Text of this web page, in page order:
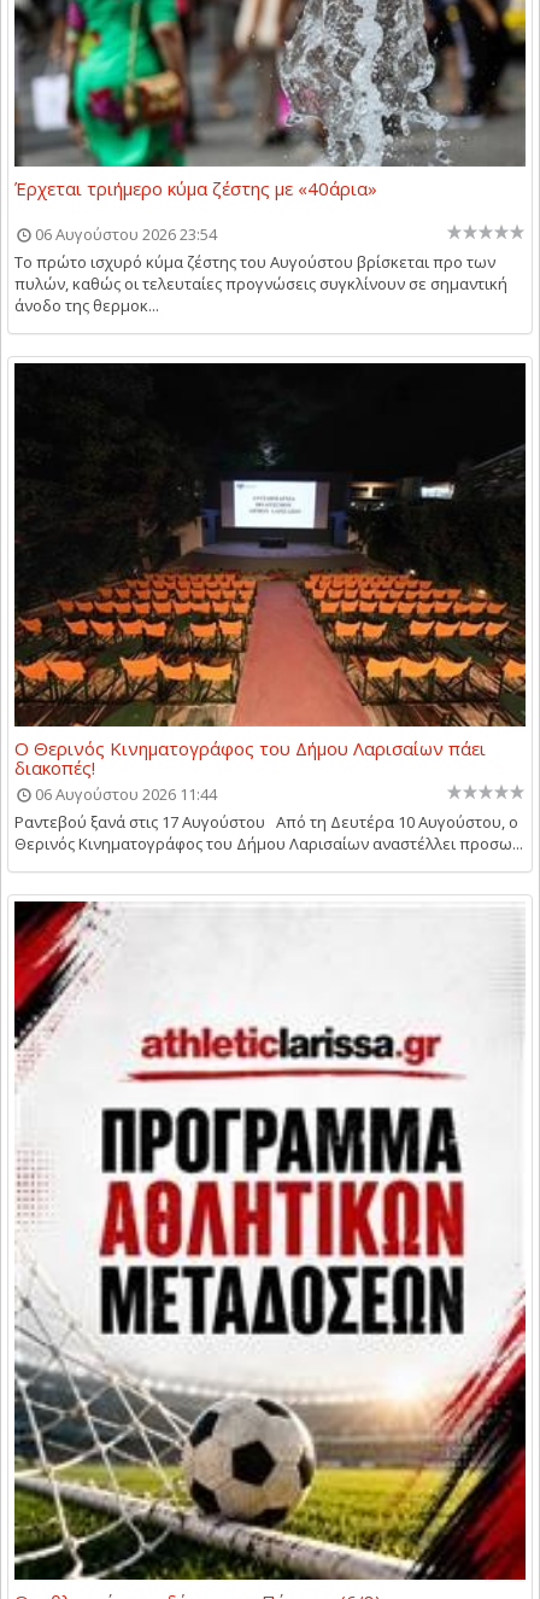
Έρχεται τριήμερο κύμα ζέστης με «40άρια»
06 Αυγούστου 2026 23:54
Το πρώτο ισχυρό κύμα ζέστης του Αυγούστου βρίσκεται προ των
πυλών, καθώς οι τελευταίες προγνώσεις συγκλίνουν σε σημαντική
άνοδο της θερμοκ...
Ο Θερινός Κινηματογράφος του Δήμου Λαρισαίων πάει
διακοπές!
06 Αυγούστου 2026 11:44
Ραντεβού ξανά στις 17 Αυγούστου Από τη Δευτέρα 10 Αυγούστου, ο
Θερινός Κινηματογράφος του Δήμου Λαρισαίων αναστέλλει προσω...